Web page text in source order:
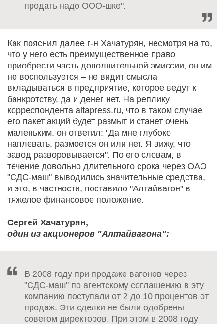
продать надо ООО-шке".
Как пояснил далее г-н Хачатурян, несмотря на то,
что у него есть преимущественное право
приобрести часть дополнительной эмиссии, он им
не воспользуется – не видит смысла
вкладываться в предприятие, которое ведут к
банкротству, да и денег нет. На реплику
корреспондента altapress.ru, что в таком случае
его пакет акций будет размыт и станет очень
маленьким, он ответил: "Да мне глубоко
наплевать, размоется он или нет. Я вижу, что
завод разворовывается". По его словам, в
течение довольно длительного срока через ОАО
"СДС-маш" выводились значительные средства,
и это, в частности, поставило "Алтайвагон" в
тяжелое финансовое положение.
Сергей Хачатурян,
один из акционеров "Алтайвагона":
В 2008 году при продаже вагонов через
"СДС-маш" по агентскому соглашению в эту
компанию поступали от 2 до 10 процентов от
продаж. Эти сделки не были одобрены
советом директоров. При этом в 2008 году